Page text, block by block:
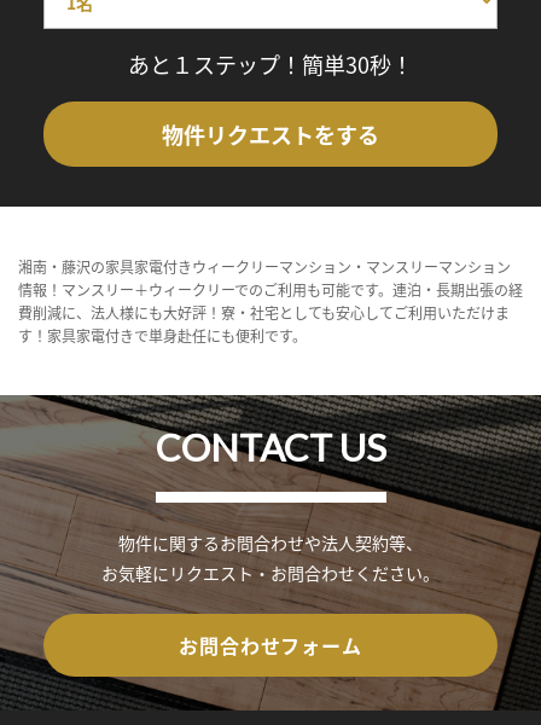
あと１ステップ！簡単30秒！
物件リクエストをする
湘南・藤沢の家具家電付きウィークリーマンション・マンスリーマンション
情報！マンスリー＋ウィークリーでのご利用も可能です。連泊・長期出張の経
費削減に、法人様にも大好評！寮・社宅としても安心してご利用いただけま
す！家具家電付きで単身赴任にも便利です。
CONTACT US
物件に関するお問合わせや法人契約等、
お気軽にリクエスト・お問合わせください。
お問合わせフォーム